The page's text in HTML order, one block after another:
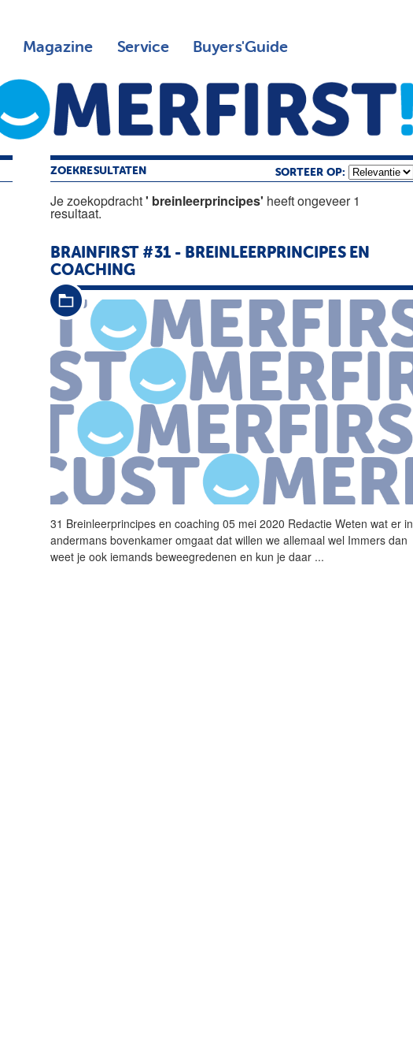
Magazine Service Buyers'Guide
ZOEKRESULTATEN SORTEER OP:
Je zoekopdracht' breinleerprincipes' heeft ongeveer 1
resultaat.
BRAINFIRST #31 - BREINLEERPRINCIPESEN
COACHING
31 Breinleerprincipes en coaching 05 mei 2020 Redactie Weten wat er in
andermans bovenkamer omgaat dat willen we allemaal wel Immers dan
weet je ook iemands beweegredenen en kun je daar ...